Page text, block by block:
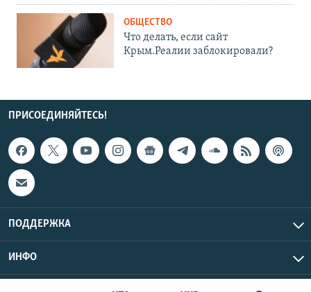
ОБЩЕСТВО
Что делать, если сайт
Крым.Реалии заблокировали?
ПРИСОЕДИНЯЙТЕСЬ!
ПОДДЕРЖКА
ИНФО